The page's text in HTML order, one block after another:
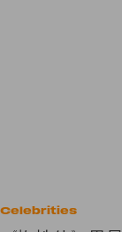
Celebrities